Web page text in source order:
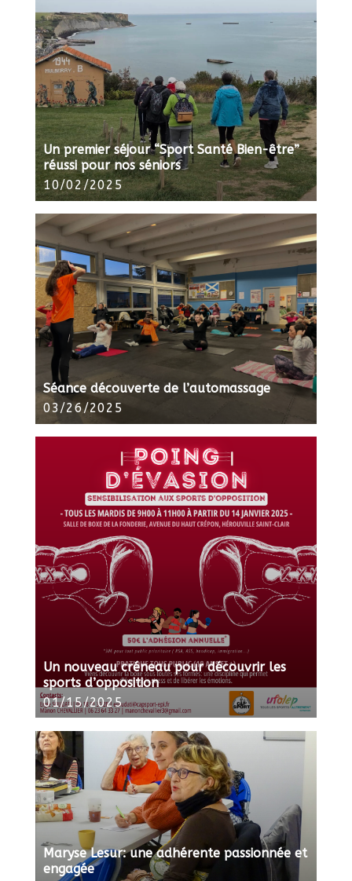
Un premier séjour “Sport Santé Bien-être”
réussi pour nos séniors
10/02/2025
Séance découverte de l’automassage
03/26/2025
Un nouveau créneau pour découvrir les
sports d’opposition
01/15/2025
Maryse Lesur: une adhérente passionnée et
engagée